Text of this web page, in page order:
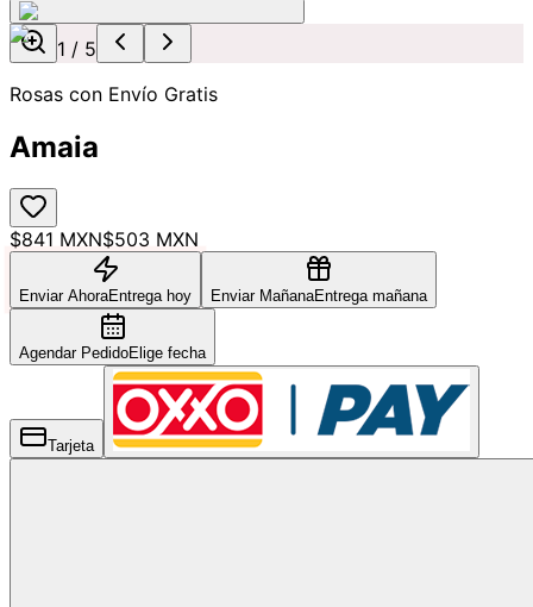
1 / 5
Rosas con Envío Gratis
Amaia
$841 MXN$503 MXN
Enviar AhoraEntrega hoy Enviar MañanaEntrega mañana
Agendar PedidoElige fecha
Tarjeta